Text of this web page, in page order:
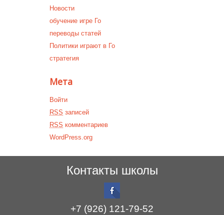
Новости
обучение игре Го
переводы статей
Политики играют в Го
стратегия
Мета
Войти
RSS записей
RSS комментариев
WordPress.org
Контакты школы
+7 (926) 121-79-52